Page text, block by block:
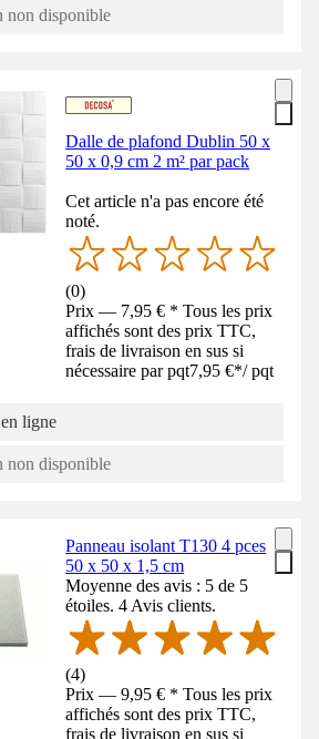
non disponible
Dalle de plafond Dublin 50 x
50 x 0,9 cm 2 m² par pack
Cet article n'a pas encore été
noté.
(0)
Prix — 7,95 € * Tous les prix
affichés sont des prix TTC,
frais de livraison en sus si
nécessaire par pqt7,95 €*/ pqt
ligne
non disponible
Panneau isolant T130 4 pces
50 x 50 x 1,5 cm
Moyenne des avis : 5 de 5
étoiles. 4 Avis clients.
(4)
Prix — 9,95 € * Tous les prix
affichés sont des prix TTC,
frais de livraison en sus si